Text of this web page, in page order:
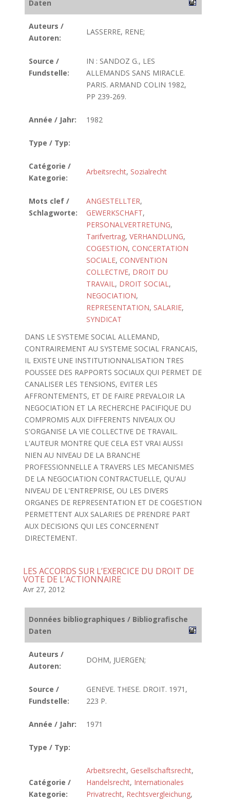
Daten
Auteurs /
Autoren:
LASSERRE, RENE;
Source /
Fundstelle:
IN : SANDOZ G., LES
ALLEMANDS SANS MIRACLE.
PARIS. ARMAND COLIN 1982,
PP 239-269.
Année / Jahr: 1982
Type / Typ:
Catégorie /
Kategorie:
Arbeitsrecht, Sozialrecht
Mots clef /
Schlagworte:
ANGESTELLTER,
GEWERKSCHAFT,
PERSONALVERTRETUNG,
Tarifvertrag, VERHANDLUNG,
COGESTION, CONCERTATION
SOCIALE, CONVENTION
COLLECTIVE, DROIT DU
TRAVAIL, DROIT SOCIAL,
NEGOCIATION,
REPRESENTATION, SALARIE,
SYNDICAT
DANS LE SYSTEME SOCIAL ALLEMAND,
CONTRAIREMENT AU SYSTEME SOCIAL FRANCAIS,
IL EXISTE UNE INSTITUTIONNALISATION TRES
POUSSEE DES RAPPORTS SOCIAUX QUI PERMET DE
CANALISER LES TENSIONS, EVITER LES
AFFRONTEMENTS, ET DE FAIRE PREVALOIR LA
NEGOCIATION ET LA RECHERCHE PACIFIQUE DU
COMPROMIS AUX DIFFERENTS NIVEAUX OU
S'ORGANISE LA VIE COLLECTIVE DE TRAVAIL.
L'AUTEUR MONTRE QUE CELA EST VRAI AUSSI
NIEN AU NIVEAU DE LA BRANCHE
PROFESSIONNELLE A TRAVERS LES MECANISMES
DE LA NEGOCIATION CONTRACTUELLE, QU'AU
NIVEAU DE L'ENTREPRISE, OU LES DIVERS
ORGANES DE REPRESENTATION ET DE COGESTION
PERMETTENT AUX SALARIES DE PRENDRE PART
AUX DECISIONS QUI LES CONCERNENT
DIRECTEMENT.
LES ACCORDS SUR L’EXERCICE DU DROIT DE
VOTE DE L’ACTIONNAIRE
Avr 27, 2012
Données bibliographiques / Bibliografische
Daten
Auteurs /
Autoren:
DOHM, JUERGEN;
Source /
Fundstelle:
GENEVE. THESE. DROIT. 1971,
223 P.
Année / Jahr: 1971
Type / Typ:
Catégorie /
Kategorie:
Arbeitsrecht, Gesellschaftsrecht,
Handelsrecht, Internationales
Privatrecht, Rechtsvergleichung,